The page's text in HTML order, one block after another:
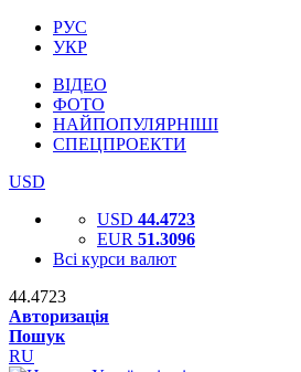
РУС
УКР
ВІДЕО
ФОТО
НАЙПОПУЛЯРНІШІ
СПЕЦПРОЕКТИ
USD
USD 44.4723
EUR 51.3096
Всі курси валют
44.4723
Авторизація
Пошук
RU